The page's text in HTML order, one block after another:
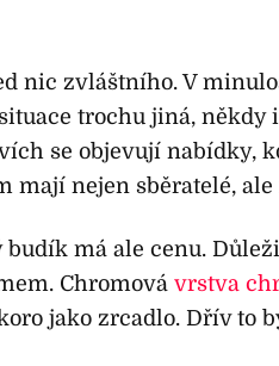
nic zvláštního. V
trochu jiná, někdy
se objevují nabídky,
mají nejen sběratelé,
budík má ale cenu.
Chromová vrstva
jako zrcadlo. Dřív to